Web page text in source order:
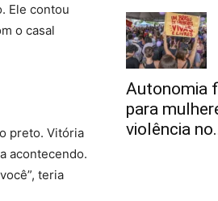
Ele contou
o casal
preto. Vitória
acontecendo.
teria
Autonomia
para
violência